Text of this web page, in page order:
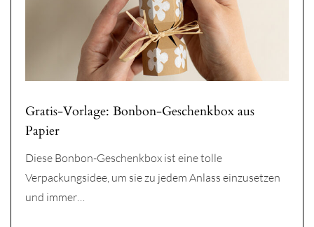
Gratis-Vorlage: Bonbon-Geschenkbox aus
Papier
Diese Bonbon-Geschenkbox ist eine tolle
Verpackungsidee, um sie zu jedem Anlass einzusetzen
und immer…